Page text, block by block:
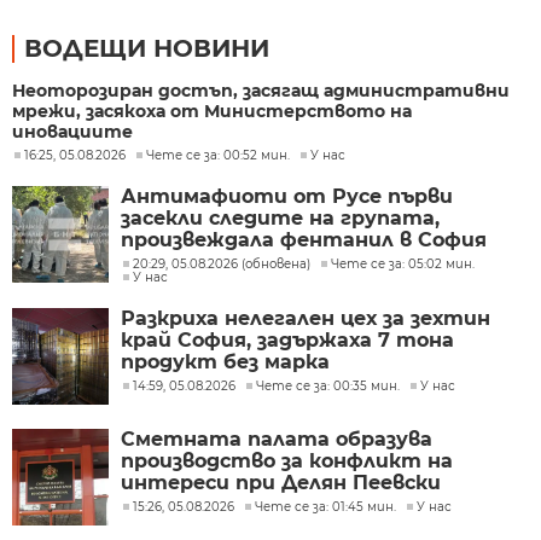
ВОДЕЩИ НОВИНИ
Неоторозиран достъп, засягащ административни
мрежи, засякоха от Министерството на
иновациите
16:25, 05.08.2026 Чете се за: 00:52 мин. У нас
Антимафиоти от Русе първи
засекли следите на групата,
произвеждала фентанил в София
20:29, 05.08.2026 (обновена)
Чете се за: 05:02 мин.
У нас
Разкриха нелегален цех за зехтин
край София, задържаха 7 тона
продукт без марка
14:59, 05.08.2026 Чете се за: 00:35 мин. У нас
Сметната палата образува
производство за конфликт на
интереси при Делян Пеевски
15:26, 05.08.2026 Чете се за: 01:45 мин. У нас